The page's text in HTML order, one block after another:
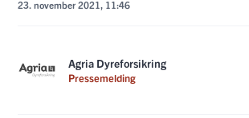
23. november 2021, 11:46
Agria Dyreforsikring
Pressemelding